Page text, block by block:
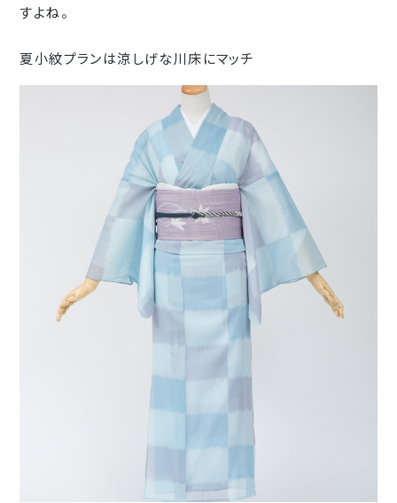
すよね。
夏小紋プランは涼しげな川床にマッチ